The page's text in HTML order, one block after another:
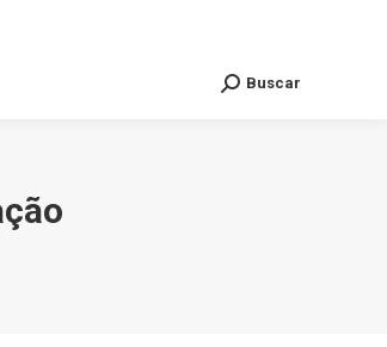
Search:
Buscar
Search:
Buscar